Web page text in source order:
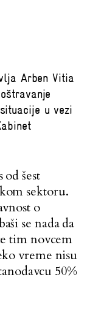
Arben Vitia
u vezi
od šest
sektoru.
o
se nada da
tim novcem
vreme nisu
50%